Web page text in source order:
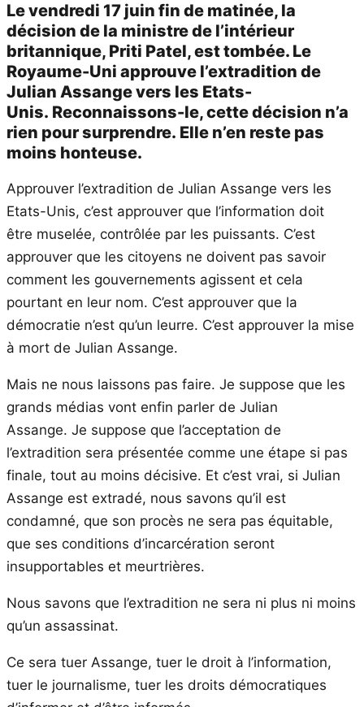
Le vendredi 17 juin fin de matinée, la
décision de la ministre de l’intérieur
britannique, Priti Patel, est tombée. Le
Royaume-Uni approuve l’extradition de
Julian Assange vers les Etats-
Unis. Reconnaissons-le, cette décision n’a
rien pour surprendre. Elle n’en reste pas
moins honteuse.
Approuver l’extradition de Julian Assange vers les
Etats-Unis, c’est approuver que l’information doit
être muselée, contrôlée par les puissants. C’est
approuver que les citoyens ne doivent pas savoir
comment les gouvernements agissent et cela
pourtant en leur nom. C’est approuver que la
démocratie n’est qu’un leurre. C’est approuver la mise
à mort de Julian Assange.
Mais ne nous laissons pas faire. Je suppose que les
grands médias vont enfin parler de Julian
Assange. Je suppose que l’acceptation de
l’extradition sera présentée comme une étape si pas
finale, tout au moins décisive. Et c’est vrai, si Julian
Assange est extradé, nous savons qu’il est
condamné, que son procès ne sera pas équitable,
que ses conditions d’incarcération seront
insupportables et meurtrières.
Nous savons que l’extradition ne sera ni plus ni moins
qu’un assassinat.
Ce sera tuer Assange, tuer le droit à l’information,
tuer le journalisme, tuer les droits démocratiques